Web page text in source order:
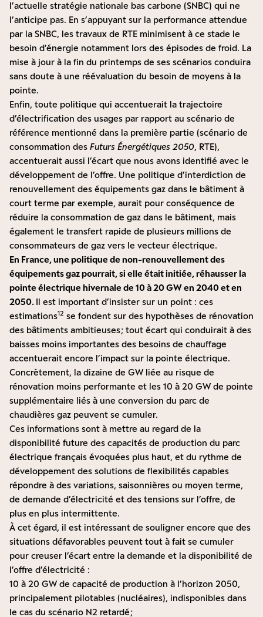
l’actuelle stratégie nationale bas carbone (SNBC) qui ne
l’anticipe pas. En s’appuyant sur la performance attendue
par la SNBC, les travaux de RTE minimisent à ce stade le
besoin d’énergie notamment lors des épisodes de froid. La
mise à jour à la fin du printemps de ses scénarios conduira
sans doute à une réévaluation du besoin de moyens à la
pointe.
Enfin, toute politique qui accentuerait la trajectoire
d’électrification des usages par rapport au scénario de
référence mentionné dans la première partie (scénario de
consommation des Futurs Énergétiques 2050, RTE),
accentuerait aussi l’écart que nous avons identifié avec le
développement de l’offre. Une politique d’interdiction de
renouvellement des équipements gaz dans le bâtiment à
court terme par exemple, aurait pour conséquence de
réduire la consommation de gaz dans le bâtiment, mais
également le transfert rapide de plusieurs millions de
consommateurs de gaz vers le vecteur électrique.
En France, une politique de non-renouvellement des
équipements gaz pourrait, si elle était initiée, réhausser la
pointe électrique hivernale de 10 à 20 GW en 2040 et en
2050. Il est important d’insister sur un point : ces
estimations12 se fondent sur des hypothèses de rénovation
des bâtiments ambitieuses ; tout écart qui conduirait à des
baisses moins importantes des besoins de chauffage
accentuerait encore l’impact sur la pointe électrique.
Concrètement, la dizaine de GW liée au risque de
rénovation moins performante et les 10 à 20 GW de pointe
supplémentaire liés à une conversion du parc de
chaudières gaz peuvent se cumuler.
Ces informations sont à mettre au regard de la
disponibilité future des capacités de production du parc
électrique français évoquées plus haut, et du rythme de
développement des solutions de flexibilités capables
répondre à des variations, saisonnières ou moyen terme,
de demande d’électricité et des tensions sur l’offre, de
plus en plus intermittente.
À cet égard, il est intéressant de souligner encore que des
situations défavorables peuvent tout à fait se cumuler
pour creuser l’écart entre la demande et la disponibilité de
l’offre d’électricité :
10 à 20 GW de capacité de production à l’horizon 2050,
principalement pilotables (nucléaires), indisponibles dans
le cas du scénario N2 retardé ;